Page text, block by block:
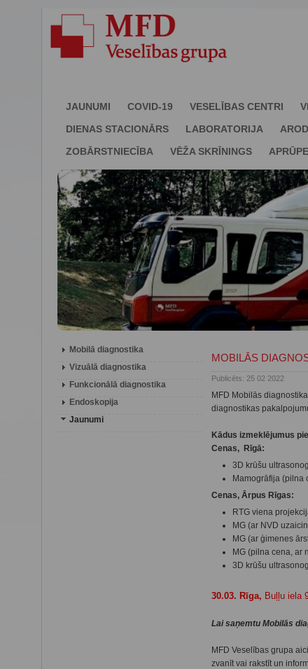
JAUNUMI COVID-19 VESELĪBAS CENTRI
DIENAS STACIONĀRS
LABORATORIJA
ZOBĀRSTNIECĪBA
VĒŽA SKRĪNINGS
Mobilā diagnostika
Vizuālā diagnostika
Funkcionālā diagnostika
Endoskopija
Jaunumi
MOBILĀS
Publicēts: 25 02 2022
MFD Mobilās
diagnostikas
Kādus izmeklējumus
Cenas, Rīgā:
3D krūšu
Mamogrāfija (pilna
Cenas, Ārpus Rīgas:
RTG viena
MG (ar NVD
MG (ar ģimenes
MG (pilna cena, ar
3D krūšu
30.03. Rīga, Buļļu iela
Lai saņemtu Mobilās
MFD Veselības grupa
zvanīt vai rakstīt un